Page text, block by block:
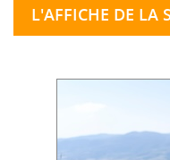
L'AFFICHE DE LA